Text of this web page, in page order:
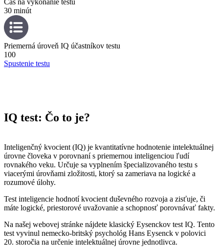
30 minút
Priemerná úroveň IQ účastníkov testu
100
Spustenie testu
IQ test: Čo to je?
Inteligenčný kvocient (IQ) je kvantitatívne hodnotenie intelektuálnej
úrovne človeka v porovnaní s priemernou inteligenciou ľudí
rovnakého veku. Určuje sa vyplnením špecializovaného testu s
viacerými úrovňami zložitosti, ktorý sa zameriava na logické a
rozumové úlohy.
Test inteligencie hodnotí kvocient duševného rozvoja a zisťuje, či
máte logické, priestorové uvažovanie a schopnosť porovnávať fakty.
Na našej webovej stránke nájdete klasický Eysenckov test IQ. Tento
test vyvinul nemecko-britský psychológ Hans Eysenck v polovici
20. storočia na určenie intelektuálnej úrovne jednotlivca.